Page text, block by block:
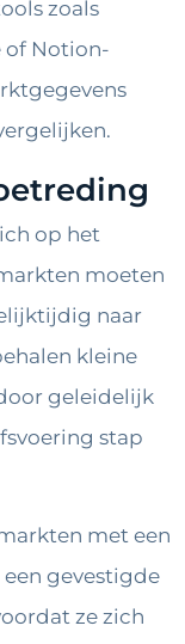
zoals
of Notion-
op het
moeten
naar
kleine
geleidelijk
stap
met een
gevestigde
ze zich